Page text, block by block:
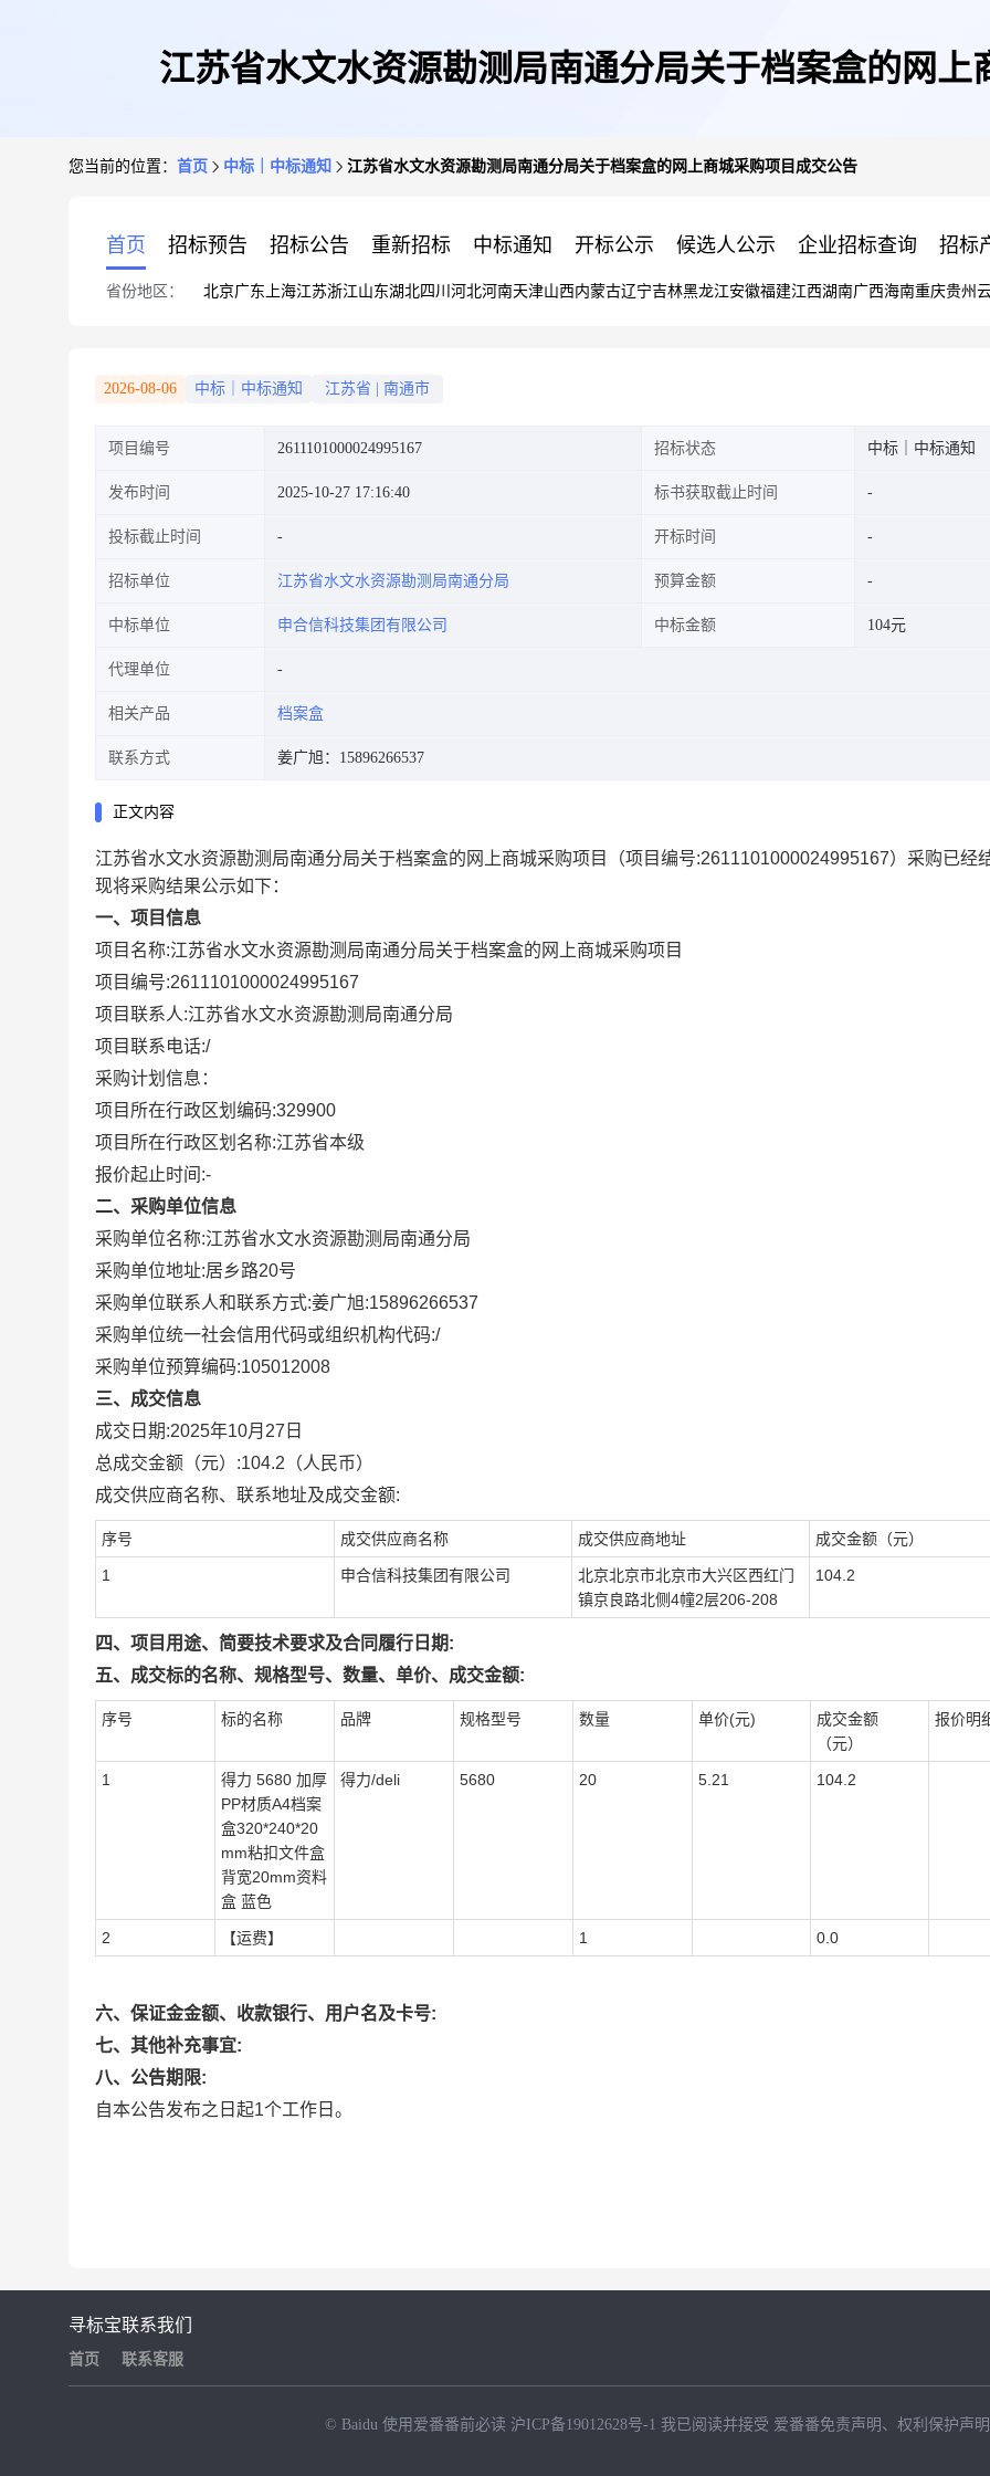
江苏省水文水资源勘测局南通分局关于档案盒的网上
您当前的位置： 首页 中标｜中标通知 江苏省水文水资源勘测局南通分局关于档案盒的网上商城采购项目成交公告
首页 招标预告 招标公告 重新招标 中标通知 开标公示 候选人公示 企业招标查询 招标
省份地区： 北京广东 上海江苏浙江山东湖北四川 河北河南天津山西内蒙古辽宁吉林黑龙江安徽福建江西湖南广西海南重庆贵州
2026-08-06 中标｜中标通知 江苏省 南通市
项目编号 2611101000024995167 招标状态 中标｜中标通知
发布时间 2025-10-27 17:16:40 标书获取截止时间
投标截止时间 开标时间
招标单位 江苏省水文水资源勘测局南通分局 预算金额
中标单位 申合信科技集团有限公司 中标金额 104元
代理单位
相关产品 档案盒
联系方式 姜广旭：15896266537
正文内容
江苏省水文水资源勘测局南通分局关于档案盒的网上商城采购项目 （项目编号:2611101000024995167）采购已经
现将采购结果公示如下：
一、项目信息
项目名称:江苏省水文水资源勘测局南通分局关于档案盒的网上商城采购项目
项目编号:2611101000024995167
项目联系人:江苏省水文水资源勘测局南通分局
项目联系电话:/
采购计划信息：
项目所在行政区划编码:329900
项目所在行政区划名称:江苏省本级
报价起止时间:-
二、采购单位信息
采购单位名称:江苏省水文水资源勘测局南通分局
采购单位地址:居乡路20号
采购单位联系人和联系方式:姜广旭:15896266537
采购单位统一社会信用代码或组织机构代码:/
采购单位预算编码:105012008
三、成交信息
成交日期:2025年10月27日
总成交金额（元）:104.2 （人民币）
成交供应商名称、联系地址及成交金额:
序号 成交供应商名称 成交供应商地址 成交金额（元）
1 申合信科技集团有限公司
北京北京市北京市大兴区西红门
镇京良路北侧4幢2层206-208
104.2
四、项目用途、简要技术要求及合同履行日期:
五、成交标的名称、规格型号、数量、单价、成交金额:
序号 标的名称 品牌 规格型号 数量 单价(元)
成交金额
（元）
报价明
1
得力 5680 加厚
PP材质A4档案
盒320*240*20
mm粘扣文件盒
背宽20mm资料
盒 蓝色
得力/deli 5680 20 5.21 104.2
2 【运费】 1 0.0
六、保证金金额、收款银行、用户名及卡号:
七、其他补充事宜:
八、公告期限:
自本公告发布之日起1个工作日。
寻标宝
首页
联系我们
联系客服
© Baidu 使用爱番番前必读 沪ICP备19012628号-1 我已阅读并接受 爱番番免责声明 、 权利保护声明